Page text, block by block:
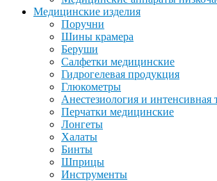
Медицинские изделия
Поручни
Шины крамера
Беруши
Салфетки медицинские
Гидрогелевая продукция
Глюкометры
Анестезиология и интенсивная
Перчатки медицинские
Лонгеты
Халаты
Бинты
Шприцы
Инструменты